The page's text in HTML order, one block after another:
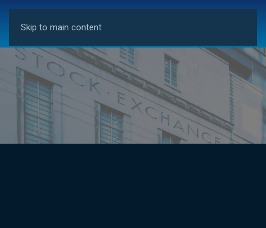
Skip to main content